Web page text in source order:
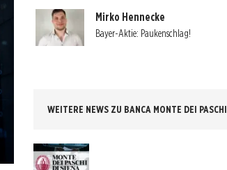
Mirko Hennecke
Bayer-Aktie: Paukenschlag!
WEITERE NEWS ZU BANCA MONTE DEI